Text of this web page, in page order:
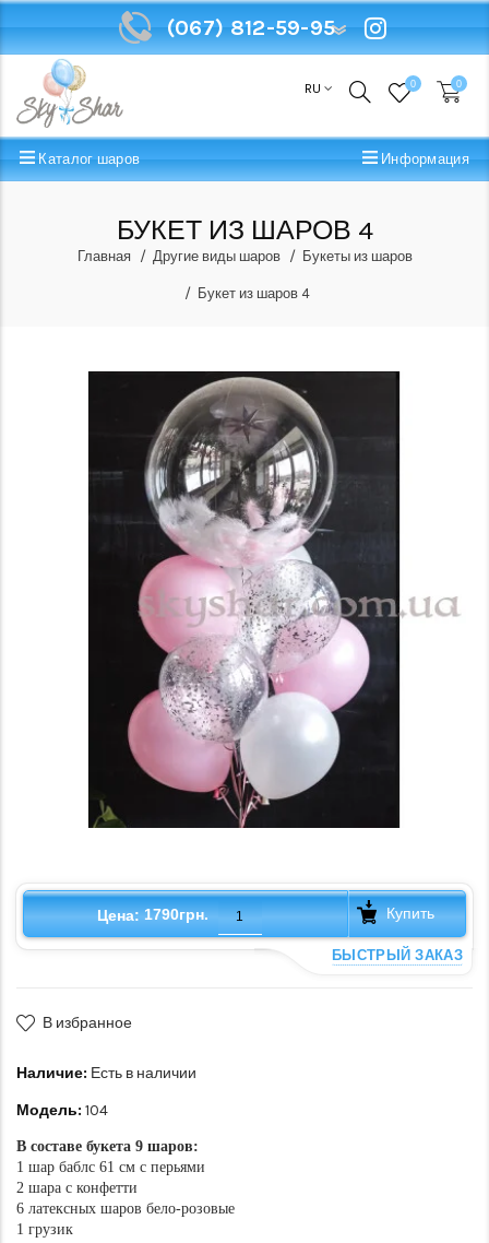
(067) 812-59-95
RU 0 0
Каталог шаров Информация
БУКЕТ ИЗ ШАРОВ 4
Главная Другие виды шаров Букеты из шаров
Букет из шаров 4
Цена: 1790грн. Купить
БЫСТРЫЙ ЗАКАЗ
В избранное
Наличие: Есть в наличии
Модель: 104
В составе букета 9 шаров:
1 шар баблс 61 см с перьями
2 шара с конфетти
6 латексных шаров бело-розовые
1 грузик